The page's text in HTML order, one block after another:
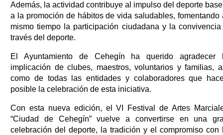
Además, la actividad contribuye al impulso del deporte
a la promoción de hábitos de vida saludables, fomentando
mismo tiempo la participación ciudadana y la convivencia
través del deporte.
El Ayuntamiento de Cehegín ha querido agradecer
implicación de clubes, maestros, voluntarios y familias,
como de todas las entidades y colaboradores que
posible la celebración de esta iniciativa.
Con esta nueva edición, el VI Festival de Artes
“Ciudad de Cehegín” vuelve a convertirse en una
celebración del deporte, la tradición y el compromiso con